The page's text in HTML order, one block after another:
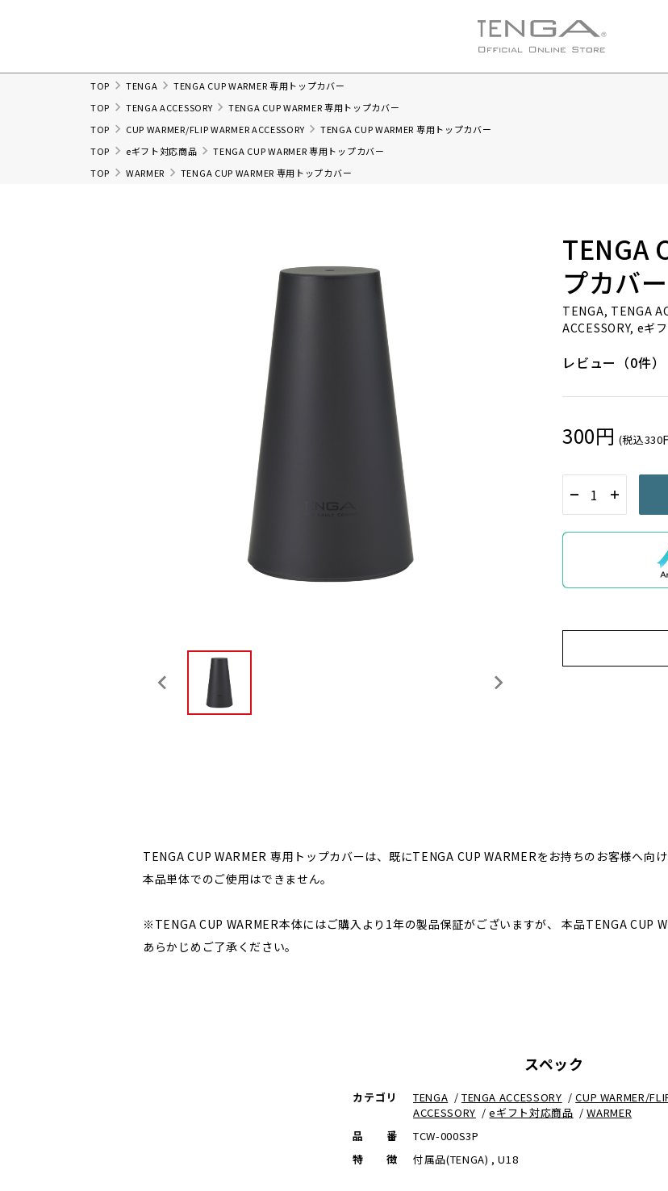
TOP TENGA
TENGA CUP WARMER 専用トップカバー
TOP
TENGA ACCESSORY
TENGA CUP WARMER 専用トップカバー
TOP
CUP WARMER/FLIP WARMER ACCESSORY
TENGA CUP WARMER 専用トップカバー
TOP
eギフト対応商品
TENGA CUP WARMER 専用トップカバー
TOP
WARMER TENGA CUP WARMER 専用トップカバー
TENGA
プカバー
TENGA, TENGA
ACCESSORY, eギ
レビュー（0件）
300円 (税込330
TENGA CUP WARMER 専用トップカバーは、既にTENGA CUP WARMERをお持ちのお客様へ向
本品単体でのご使用はできません。
※TENGA CUP WARMER本体にはご購入より1年の製品保証がございますが、 本品TENGA CUP
あらかじめご了承ください。
スペック
カテゴリ TENGA / TENGA ACCESSORY /CUP WARMER/
ACCESSORY /eギフト対応商品 /WARMER
品番
TCW-000S3P
特徴
付属品(TENGA) , U18